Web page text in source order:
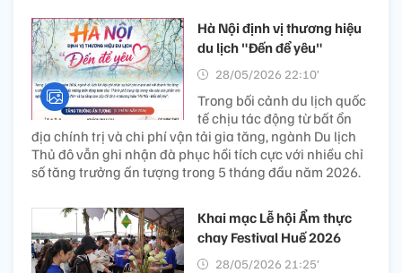
Hà Nội định vị thương hiệu
du lịch "Đến để yêu"
28/05/2026 22:10’
Trong bối cảnh du lịch quốc
tế chịu tác động từ bất ổn
địa chính trị và chi phí vận tải gia tăng, ngành Du lịch
Thủ đô vẫn ghi nhận đà phục hồi tích cực với nhiều chỉ
số tăng trưởng ấn tượng trong 5 tháng đầu năm 2026.
Khai mạc Lễ hội Ẩm thực
chay Festival Huế 2026
28/05/2026 21:25’